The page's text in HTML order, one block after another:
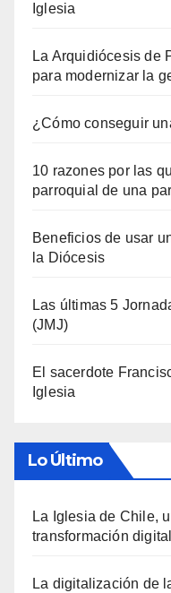
Iglesia
La Arquidiócesis de
para modernizar la
¿Cómo conseguir
10 razones por las
parroquial de una
Beneficios de usar
la Diócesis
Las últimas 5
(JMJ)
El sacerdote
Iglesia
Lo Último
La Iglesia de Chile,
transformación
La digitalización de